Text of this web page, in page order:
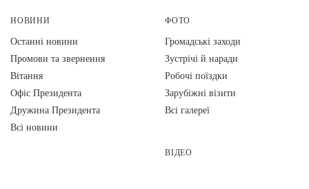
НОВИНИ
Останні новини
Промови та звернення
Вiтання
Офіс Президента
Дружина Президента
Всі новини
ФОТО
Громадські заходи
Зустрічі й наради
Робочі поїздки
Зарубіжні візити
Всі галереї
ВІДЕО